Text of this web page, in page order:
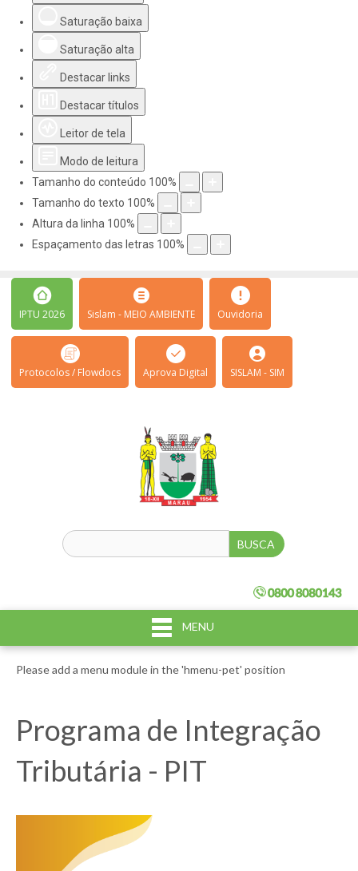
Saturação baixa
Saturação alta
Destacar links
Destacar títulos
Leitor de tela
Modo de leitura
Tamanho do conteúdo 100%
Tamanho do texto 100%
Altura da linha 100%
Espaçamento das letras 100%
IPTU 2026 Sislam - MEIO AMBIENTE Ouvidoria
Protocolos / Flowdocs Aprova Digital SISLAM - SIM
MENU
Please add a menu module in the 'hmenu-pet' position
Programa de Integração
Tributária - PIT